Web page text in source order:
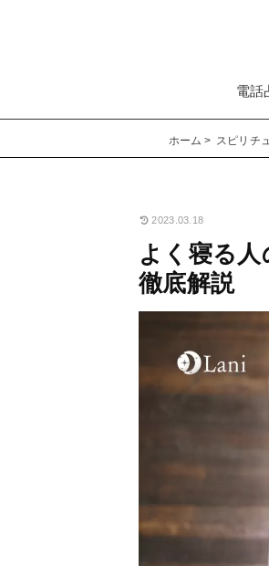
電話
ホーム スピリチ
2023.03.18
よく寝る
徹底解説